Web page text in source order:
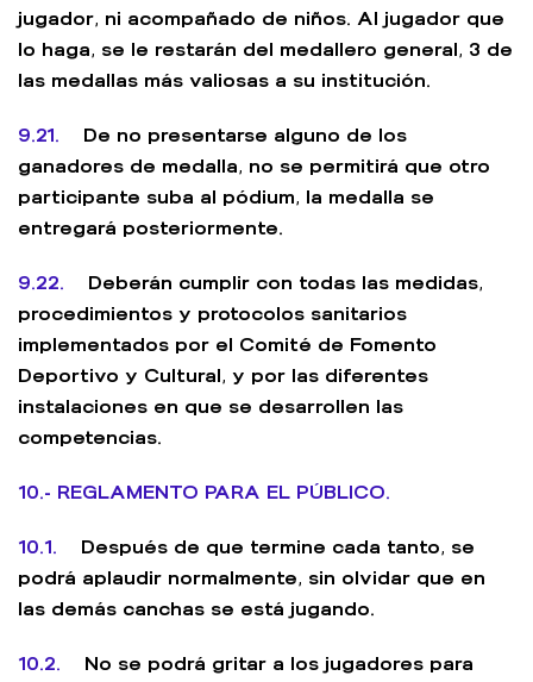
jugador, ni acompañado de niños. Al jugador que
lo haga, se le restarán del medallero general, 3 de
las medallas más valiosas a su institución.
9.21. De no presentarse alguno de los
ganadores de medalla, no se permitirá que otro
participante suba al pódium, la medalla se
entregará posteriormente.
9.22. Deberán cumplir con todas las medidas,
procedimientos y protocolos sanitarios
implementados por el Comité de Fomento
Deportivo y Cultural, y por las diferentes
instalaciones en que se desarrollen las
competencias.
10.- REGLAMENTO PARA EL PÚBLICO.
10.1. Después de que termine cada tanto, se
podrá aplaudir normalmente, sin olvidar que en
las demás canchas se está jugando.
10.2. No se podrá gritar a los jugadores para